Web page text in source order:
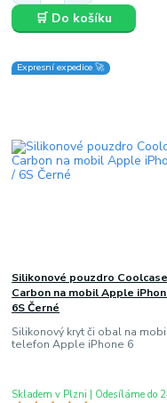
🛒 Do košíku
Expresní expedice 🚀
Silikonové pouzdro Coolcase
Carbon na mobil Apple
6S Černé
Silikonový kryt či obal na
telefon Apple iPhone 6
Skladem v Plzni | Odesíláme do